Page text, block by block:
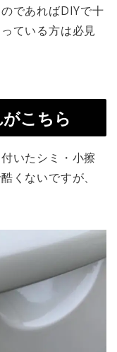
であればDIYで十
ている方は必見
こちら
いたシミ・小擦
くないですが、